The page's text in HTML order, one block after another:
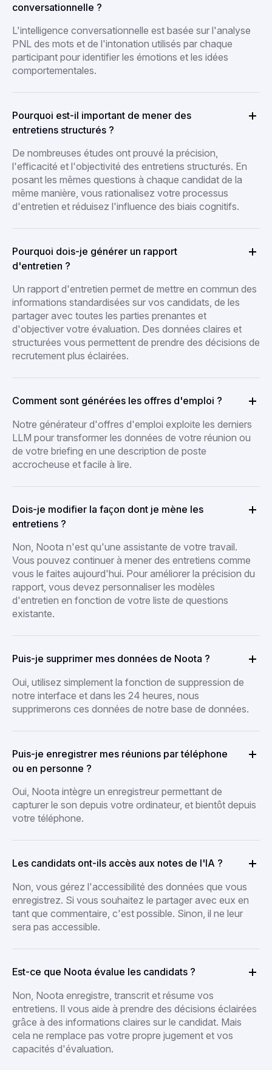
conversationnelle ?
L'intelligence conversationnelle est basée sur l'analyse
PNL des mots et de l'intonation utilisés par chaque
participant pour identifier les émotions et les idées
comportementales.
Pourquoi est-il important de mener des
entretiens structurés ?
De nombreuses études ont prouvé la précision,
l'efficacité et l'objectivité des entretiens structurés. En
posant les mêmes questions à chaque candidat de la
même manière, vous rationalisez votre processus
d'entretien et réduisez l'influence des biais cognitifs.
Pourquoi dois-je générer un rapport
d'entretien ?
Un rapport d'entretien permet de mettre en commun des
informations standardisées sur vos candidats, de les
partager avec toutes les parties prenantes et
d'objectiver votre évaluation. Des données claires et
structurées vous permettent de prendre des décisions de
recrutement plus éclairées.
Comment sont générées les offres d'emploi ?
Notre générateur d'offres d'emploi exploite les derniers
LLM pour transformer les données de votre réunion ou
de votre briefing en une description de poste
accrocheuse et facile à lire.
Dois-je modifier la façon dont je mène les
entretiens ?
Non, Noota n'est qu'une assistante de votre travail.
Vous pouvez continuer à mener des entretiens comme
vous le faites aujourd'hui. Pour améliorer la précision du
rapport, vous devez personnaliser les modèles
d'entretien en fonction de votre liste de questions
existante.
Puis-je supprimer mes données de Noota ?
Oui, utilisez simplement la fonction de suppression de
notre interface et dans les 24 heures, nous
supprimerons ces données de notre base de données.
Puis-je enregistrer mes réunions par téléphone
ou en personne ?
Oui, Noota intègre un enregistreur permettant de
capturer le son depuis votre ordinateur, et bientôt depuis
votre téléphone.
Les candidats ont-ils accès aux notes de l'IA ?
Non, vous gérez l'accessibilité des données que vous
enregistrez. Si vous souhaitez le partager avec eux en
tant que commentaire, c'est possible. Sinon, il ne leur
sera pas accessible.
Est-ce que Noota évalue les candidats ?
Non, Noota enregistre, transcrit et résume vos
entretiens. Il vous aide à prendre des décisions éclairées
grâce à des informations claires sur le candidat. Mais
cela ne remplace pas votre propre jugement et vos
capacités d'évaluation.